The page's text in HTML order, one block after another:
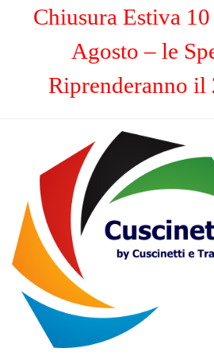
Chiusura Estiva
Agosto – le
Riprenderanno il